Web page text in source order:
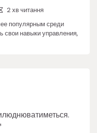
2 хв читання
популярным среди
свои навыки управления,